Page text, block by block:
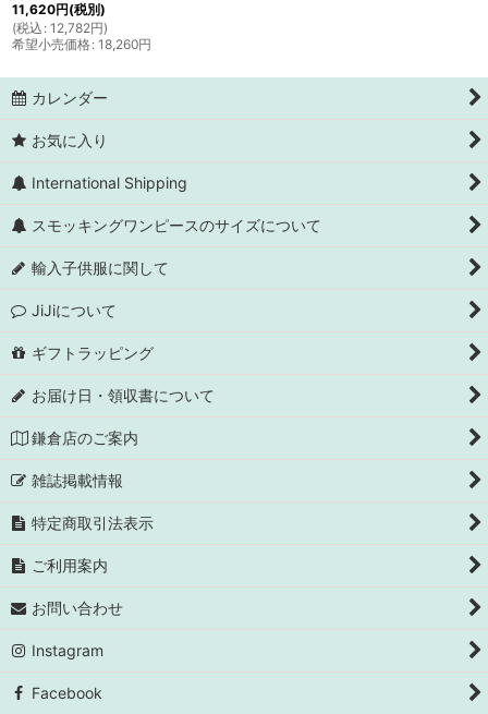
11,620円(税別)
(税込 : 12,782円)
希望小売価格: 18,260円
カレンダー
お気に入り
International Shipping
スモッキングワンピースのサイズについて
輸入子供服に関して
JiJiについて
ギフトラッピング
お届け日・領収書について
鎌倉店のご案内
雑誌掲載情報
特定商取引法表示
ご利用案内
お問い合わせ
Instagram
Facebook